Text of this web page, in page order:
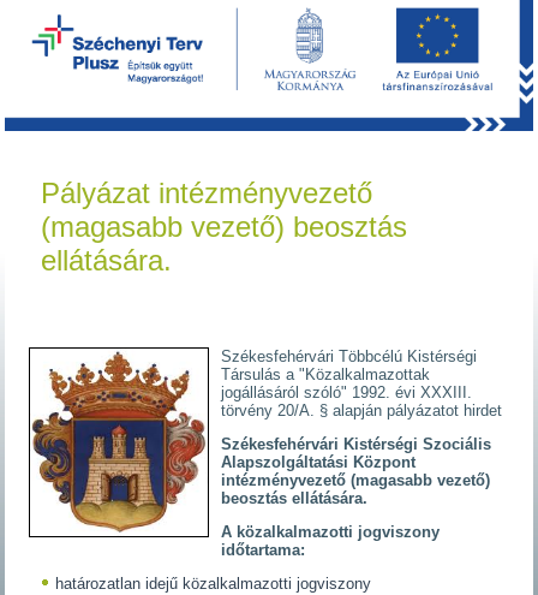
Pályázat intézményvezető
(magasabb vezető) beosztás
ellátására.
Székesfehérvári Többcélú Kistérségi
Társulás a "Közalkalmazottak
jogállásáról szóló" 1992. évi XXXIII.
törvény 20/A. § alapján pályázatot hirdet
Székesfehérvári Kistérségi Szociális
Alapszolgáltatási Központ
intézményvezető (magasabb vezető)
beosztás ellátására.
A közalkalmazotti jogviszony
időtartama:
határozatlan idejű közalkalmazotti jogviszony